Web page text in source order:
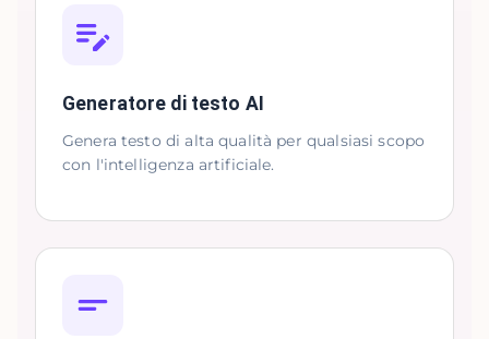
Generatore di testo AI
Genera testo di alta qualità per qualsiasi scopo
con l'intelligenza artificiale.